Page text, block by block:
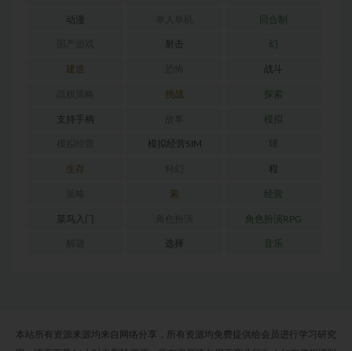
动漫 回合制
射击 幻
建造 战斗
挑战 探索
支持手柄 模拟
模拟经营SIM 球
生存 程
索 经营
菜鸟入门 角色扮演RPG
选择 音乐
本站所有资源来源均来自网络分享，所有资源均免费提供给会员进行学习研究